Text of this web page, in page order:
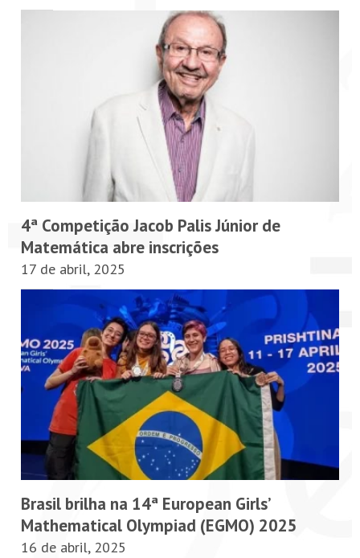
4ª Competição Jacob Palis Júnior de
Matemática abre inscrições
17 de abril, 2025
Brasil brilha na 14ª European Girls’
Mathematical Olympiad (EGMO) 2025
16 de abril, 2025